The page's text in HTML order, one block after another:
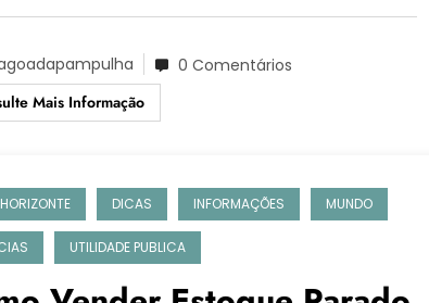
0 Comentários
Mais Informação
DICAS INFORMAÇÕES MUNDO
UTILIDADE PUBLICA